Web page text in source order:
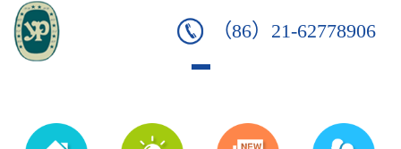
（86）21-62778906